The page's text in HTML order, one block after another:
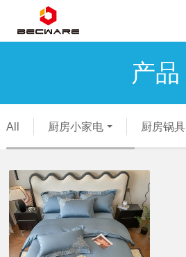
产品
All 厨房小家电 厨房锅具